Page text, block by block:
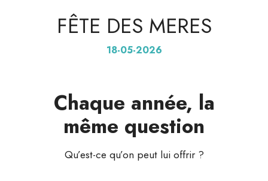
FÊTE DES MERES
18-05-2026
Chaque année, la
même question
Qu’est-ce qu’on peut lui offrir ?